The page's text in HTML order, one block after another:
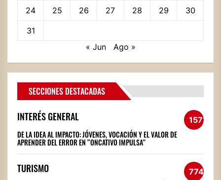
24 25 26 27 28 29 30
31
« Jun
Ago »
SECCIONES DESTACADAS
INTERÉS GENERAL 1572
DE LA IDEA AL IMPACTO: JÓVENES, VOCACIÓN Y EL VALOR DE
APRENDER DEL ERROR EN “ONCATIVO IMPULSA”
TURISMO 774